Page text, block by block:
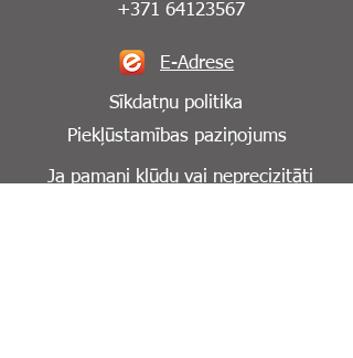
+371 64123567
E-Adrese
Sīkdatņu politika
Piekļūstamības paziņojums
Ja pamani kļūdu vai neprecizitāti